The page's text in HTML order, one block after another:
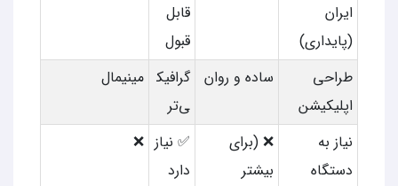
ایران
(پایداری)
قابل
قبول
طراحی
اپلیکیشن
ساده و روان
گرافیک
ی‌تر
مینیمال
نیاز به
دستگاه
❌ (برای
بیشتر
✅ نیاز
دارد
❌